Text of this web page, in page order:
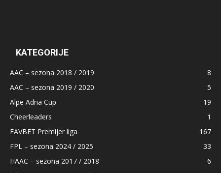
KATEGORIJE
AAC – sezona 2018 / 2019
8
AAC – sezona 2019 / 2020
5
Alpe Adria Cup
19
Cheerleaders
1
FAVBET Premijer liga
167
FPL – sezona 2024 / 2025
33
HAAC – sezona 2017 / 2018
6